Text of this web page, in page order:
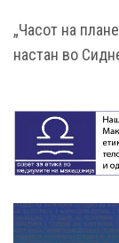
„Часот на
настан во